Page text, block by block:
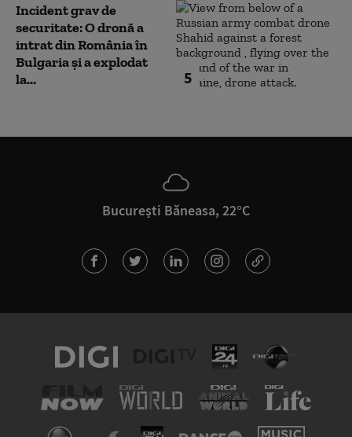
5
Incident grav de
securitate: O dronă a
intrat din România în
Bulgaria şi a explodat
la...
București Băneasa, 22°C